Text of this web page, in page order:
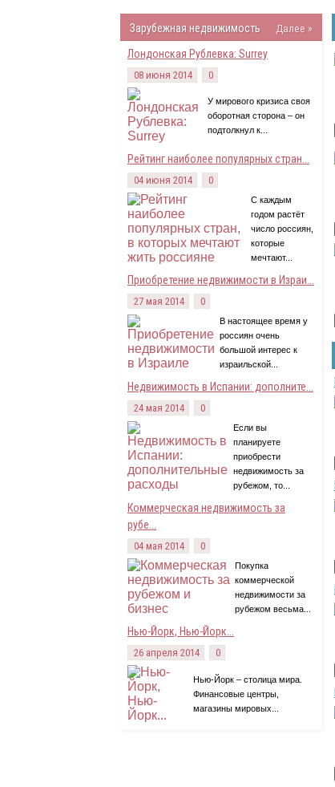
Зарубежная недвижимость
Далее »
Лондонская Рублевка: Surrey
08 июня 2014 0
У мирового кризиса своя
оборотная сторона – он
подтолкнул к...
Рейтинг наиболее популярных стран...
04 июня 2014 0
С каждым
годом растёт
число россиян,
которые
мечтают...
Приобретение недвижимости в Израи...
27 мая 2014 0
В настоящее время у
россиян очень
большой интерес к
израильской...
Недвижимость в Испании: дополните...
24 мая 2014 0
Если вы
планируете
приобрести
недвижимость за
рубежом, то...
Коммерческая недвижимость за
рубе...
04 мая 2014 0
Покупка
коммерческой
недвижимости за
рубежом весьма...
Нью-Йорк, Нью-Йорк...
26 апреля 2014 0
Нью-Йорк – столица мира.
Финансовые центры,
магазины мировых...